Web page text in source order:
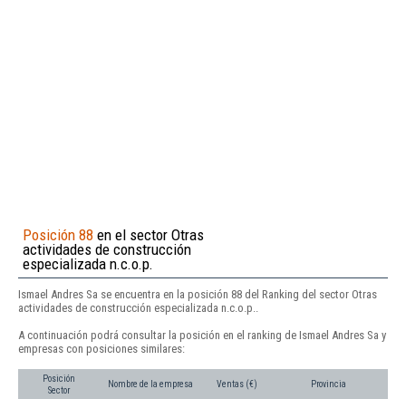
Posición 88 en el sector Otras
actividades de construcción
especializada n.c.o.p.
Ismael Andres Sa se encuentra en la posición 88 del Ranking del sector Otras
actividades de construcción especializada n.c.o.p..
A continuación podrá consultar la posición en el ranking de Ismael Andres Sa y
empresas con posiciones similares:
Posición
Sector
Nombre de la empresa Ventas (€) Provincia